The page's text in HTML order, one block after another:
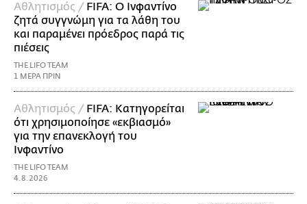
Αθλητισμός / FIFA: Ο Ινφαντίνο
ζητά συγγνώμη για τα λάθη του
και παραμένει πρόεδρος παρά τις
πιέσεις
THE LIFO TEAM
1 ΜΕΡΑ ΠΡΙΝ
Αθλητισμός / FIFA: Κατηγορείται
ότι χρησιμοποίησε «εκβιασμό»
για την επανεκλογή του
Ινφαντίνο
THE LIFO TEAM
4.8.2026